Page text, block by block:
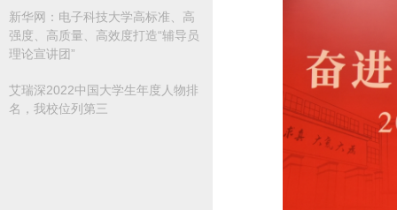
新华网：电子科技大学高标准、高
强度、高质量、高效度打造“辅导员
理论宣讲团”
艾瑞深2022中国大学生年度人物排
名，我校位列第三